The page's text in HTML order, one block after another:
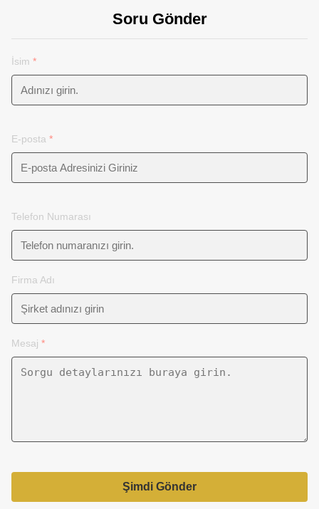
Soru Gönder
İsim *
E-posta *
Telefon Numarası
Firma Adı
Mesaj *
Şimdi Gönder